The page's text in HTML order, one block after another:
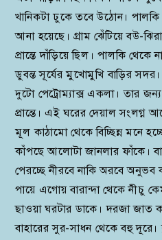
খানিকটা ঢুকে তবে উঠোন। পালকি
আনা হয়েছে। গ্রাম ঝেঁটিয়ে বউ-
প্রান্তে দাঁড়িয়ে ছিল। পালকি
ডুবন্ত সূর্যের মুখোমুখি বাড়ির
দুটো পেট্রোম্যাক্স একলা। তার জন্য
প্রান্তে। এই ঘরের দেয়াল সংলগ্ন
মূল কাঠামো থেকে বিচ্ছিন্ন মনে
কাঁপছে আলোটা জানলার ফাঁকে।
পেরচ্ছে নীরবে নাকি অরবে অনুভব
পায়ে এগোয় বারান্দা থেকে নীচু
ছাওয়া ঘরটার ডাকে। দরজা জাত
বাহারের সুর-সাধন থেকে বহু